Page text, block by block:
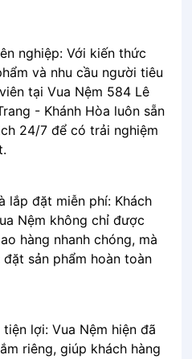
nghiệp: Với kiến thức
và nhu cầu người tiêu
tại Vua Nệm 584 Lê
- Khánh Hòa luôn sẵn
24/7 để có trải nghiệm
lắp đặt miễn phí: Khách
Nệm không chỉ được
hàng nhanh chóng, mà
sản phẩm hoàn toàn
lợi: Vua Nệm hiện đã
riêng, giúp khách hàng